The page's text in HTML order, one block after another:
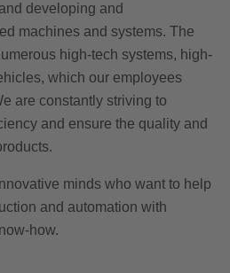
developing and
machines and systems. The
high-tech systems, high-
which our employees
are constantly striving to
and ensure the quality and
minds who want to help
and automation with
how.